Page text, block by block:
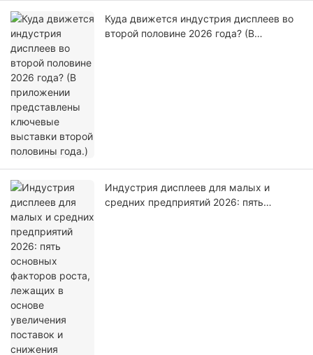
Куда движется индустрия дисплеев во
второй половине 2026 года? (В
Индустрия дисплеев для малых и
средних предприятий 2026: пять